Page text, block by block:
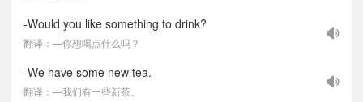
-Would you like something to drink?
翻译：—你想喝点什么吗？
-We have some new tea.
翻译：—我们有一些新茶。